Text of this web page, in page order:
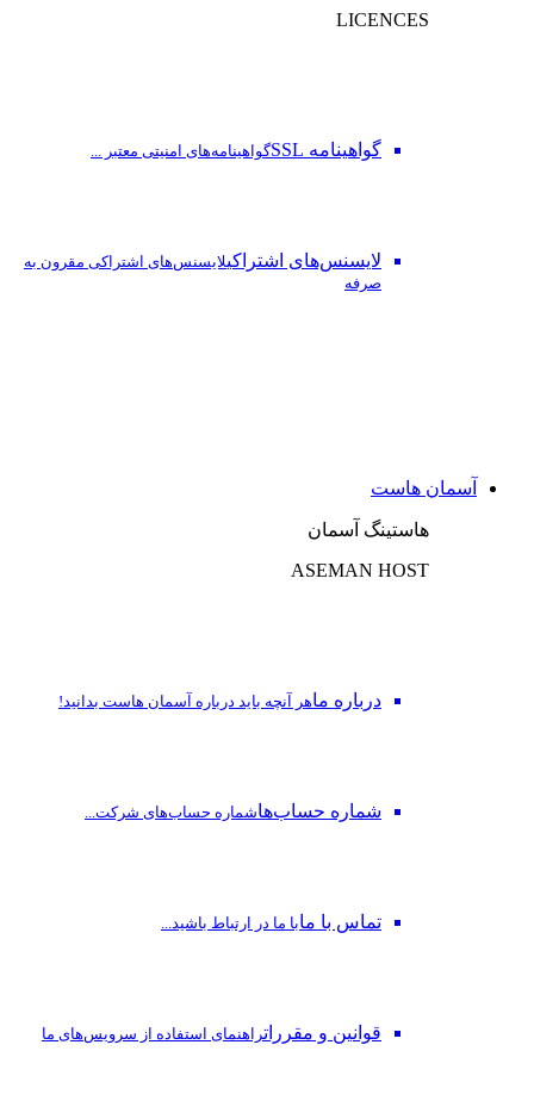
LICENCES
گواهینامه SSL گواهینامه‌های امنیتی معتبر ...
لایسنس‌های اشتراکیلایسنس‌های اشتراکی مقرون به
صرفه
آسمان هاست
هاستینگ آسمان
ASEMAN HOST
درباره ماهر آنچه باید درباره آسمان هاست بدانید!
شماره حساب‌هاشماره حساب‌های شرکت...
تماس با مابا ما در ارتباط باشید...
قوانین و مقرراتراهنمای استفاده از سرویس‌های ما